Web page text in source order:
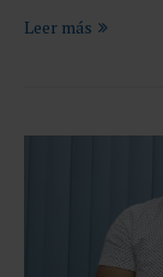
Leer más